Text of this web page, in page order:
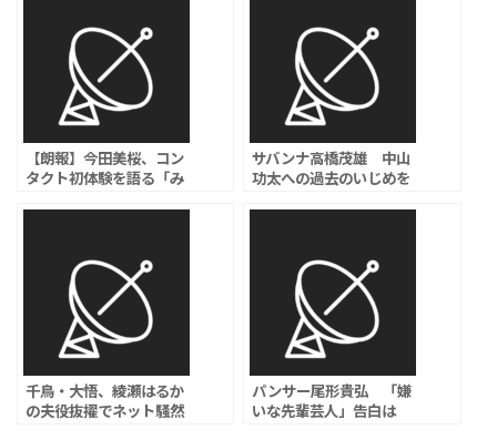
【朗報】今田美桜、コン
タクト初体験を語る「み
サバンナ高橋茂雄 中山
功太への過去のいじめを
こと謝りました」
千鳥・大悟、綾瀬はるか
の夫役抜擢でネット騒然
パンサー尾形貴弘 「嫌
いな先輩芸人」告白は